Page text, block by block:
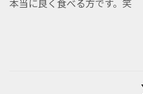
本当に良く食べる方です。笑